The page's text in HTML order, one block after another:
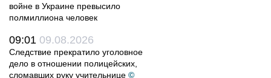
войне в Украине превысило
полмиллиона человек
09:01 09.08.2026
Следствие прекратило уголовное
дело в отношении полицейских,
сломавших руку учительнице ©